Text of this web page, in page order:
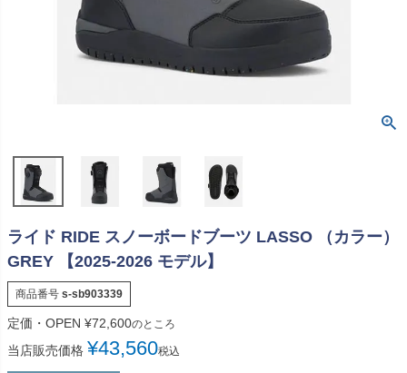
ライド RIDE スノーボードブーツ LASSO （カラー）
GREY 【2025-2026 モデル】
商品番号 s-sb903339
定価・OPEN ¥72,600のところ
当店販売価格 ¥43,560税込